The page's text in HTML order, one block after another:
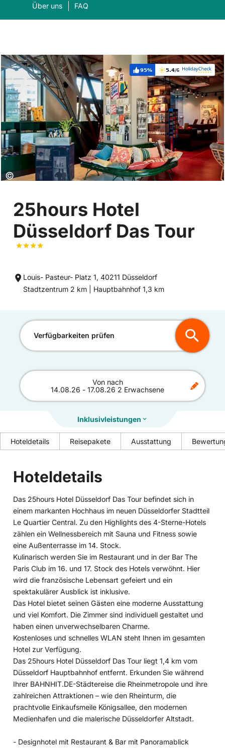
Über uns FAQ
Was suchen Sie?
Weiterempfehlung:
95% Bewertung:
5.4/6
Copyright:
©
25hours Hotel
Düsseldorf Das Tour
Louis- Pasteur- Platz 1, 40211 Düsseldorf
Entfernung
Stadtzentrum 2 km | Entfernung
Hauptbahnhof 1,3 km
Verfügbarkeiten prüfen
Von nach
14.08.26 - 17.08.26 2 Erwachsene
Inklusivleistungen
Hoteldetails Reisepakete Ausstattung
Hoteldetails
Das 25hours Hotel Düsseldorf Das Tour befindet sich in
einem markanten Hochhaus im neuen Düsseldorfer Stadtteil
Le Quartier Central. Zu den Highlights des 4-Sterne-Hotels
zählen ein Wellnessbereich mit Sauna und Fitness sowie
eine Außenterrasse im 14. Stock.
Kulinarisch werden Sie im Restaurant und in der Bar The
Paris Club im 16. und 17. Stock des Hotels verwöhnt. Hier
wird die französische Lebensart gefeiert und ein
spektakulärer Ausblick ist inklusive.
Das Hotel bietet seinen Gästen eine moderne Ausstattung
und viel Komfort. Die Zimmer sind individuell gestaltet und
haben einen unverwechselbaren Charme.
Kostenloses und schnelles WLAN steht Ihnen im gesamten
Hotel zur Verfügung.
Das 25hours Hotel Düsseldorf Das Tour liegt 1,4 km vom
Düsseldorf Hauptbahnhof entfernt. Erkunden Sie während
Ihrer BAHNHIT.DE-Städtereise die Rheinmetropole und ihre
zahlreichen Attraktionen – wie den Rheinturm, die
prachtvolle Einkaufsmeile Königsallee, den modernen
Medienhafen und die malerische Düsseldorfer Altstadt.
- Designhotel mit Restaurant & Bar mit Panoramablick